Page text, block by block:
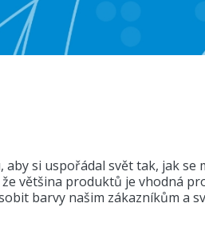
si uspořádal svět tak, jak se
většina produktů je vhodná
barvy našim zákazníkům a